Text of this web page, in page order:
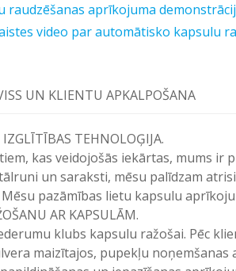
raudzēšanas aprīkojuma
video par automātisko kapsulu
UN KLIENTU APKALPOŠANA
IZGLĪTĪBAS TEHNOLOĢIJA.
kas veidojošās iekārtas, mums
un saraksti, mēsu palīdzam
pazāmības lietu kapsulu
AR KAPSULĀM.
klubs kapsulu ražošai. Pēc
maizītajos, pupekļu